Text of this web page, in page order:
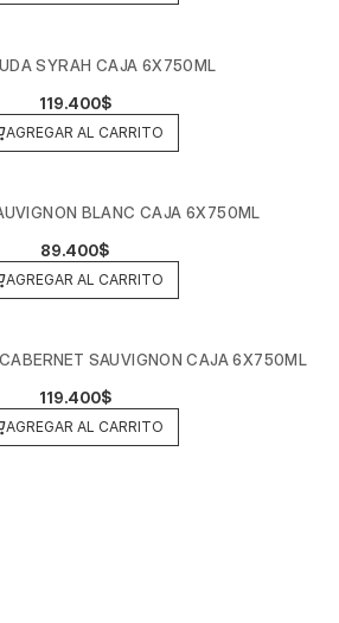
SYRAH CAJA 6X750ML
119.400$
AGREGAR AL CARRITO
BLANC CAJA 6X750ML
89.400$
AGREGAR AL CARRITO
SAUVIGNON CAJA 6X750ML
119.400$
AGREGAR AL CARRITO